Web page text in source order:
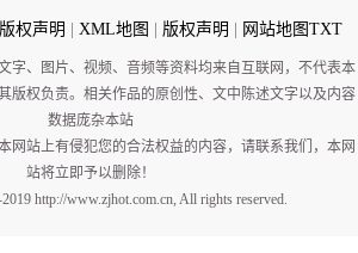
版权声明 XML地图 版权声明 网站地图TXT
字、图片、视频、音频等资料均来自互联网，不代表本
版权负责。相关作品的原创性、文中陈述文字以及内容
数据庞杂本站
网站上有侵犯您的合法权益的内容，请联系我们，本网
站将立即予以删除！
http://www.zjhot.com.cn, All rights reserved.